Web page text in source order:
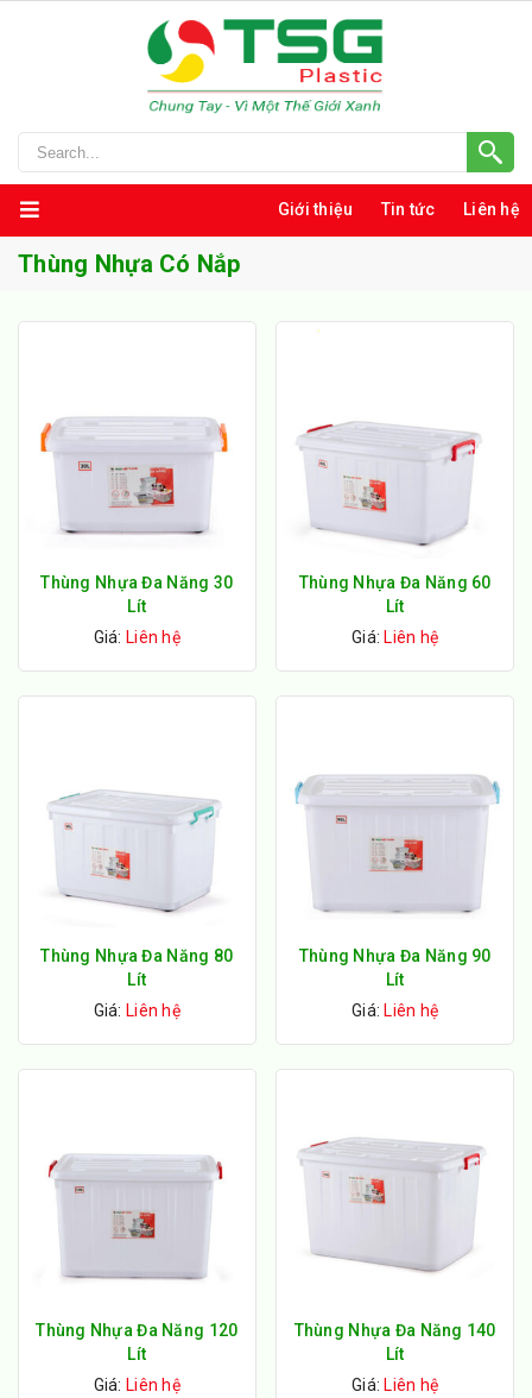
Giới thiệu Tin tức Liên hệ
Thùng Nhựa Có Nắp
Thùng Nhựa Đa Năng 30
Lít
Giá: Liên hệ
Thùng Nhựa Đa Năng 60
Lít
Giá: Liên hệ
Thùng Nhựa Đa Năng 80
Lít
Giá: Liên hệ
Thùng Nhựa Đa Năng 90
Lít
Giá: Liên hệ
Thùng Nhựa Đa Năng 120
Lít
Giá: Liên hệ
Thùng Nhựa Đa Năng 140
Lít
Giá: Liên hệ